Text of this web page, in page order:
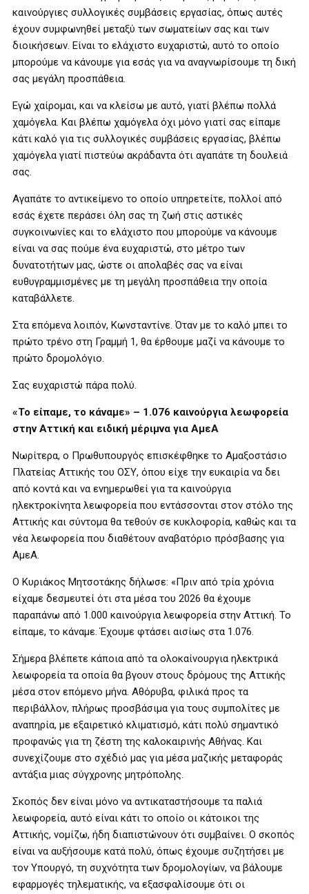
καινούργιες συλλογικές συμβάσεις εργασίας, όπως αυτές
έχουν συμφωνηθεί μεταξύ των σωματείων σας και των
διοικήσεων. Είναι το ελάχιστο ευχαριστώ, αυτό το οποίο
μπορούμε να κάνουμε για εσάς για να αναγνωρίσουμε τη δική
σας μεγάλη προσπάθεια.
Εγώ χαίρομαι, και να κλείσω με αυτό, γιατί βλέπω πολλά
χαμόγελα. Και βλέπω χαμόγελα όχι μόνο γιατί σας είπαμε
κάτι καλό για τις συλλογικές συμβάσεις εργασίας, βλέπω
χαμόγελα γιατί πιστεύω ακράδαντα ότι αγαπάτε τη δουλειά
σας.
Αγαπάτε το αντικείμενο το οποίο υπηρετείτε, πολλοί από
εσάς έχετε περάσει όλη σας τη ζωή στις αστικές
συγκοινωνίες και το ελάχιστο που μπορούμε να κάνουμε
είναι να σας πούμε ένα ευχαριστώ, στο μέτρο των
δυνατοτήτων μας, ώστε οι απολαβές σας να είναι
ευθυγραμμισμένες με τη μεγάλη προσπάθεια την οποία
καταβάλλετε.
Στα επόμενα λοιπόν, Κωνσταντίνε. Όταν με το καλό μπει το
πρώτο τρένο στη Γραμμή 1, θα έρθουμε μαζί να κάνουμε το
πρώτο δρομολόγιο.
Σας ευχαριστώ πάρα πολύ.
«Το είπαμε, το κάναμε» – 1.076 καινούργια λεωφορεία
στην Αττική και ειδική μέριμνα για ΑμεΑ
Νωρίτερα, ο Πρωθυπουργός επισκέφθηκε το Αμαξοστάσιο
Πλατείας Αττικής του ΟΣΥ, όπου είχε την ευκαιρία να δει
από κοντά και να ενημερωθεί για τα καινούργια
ηλεκτροκίνητα λεωφορεία που εντάσσονται στον στόλο της
Αττικής και σύντομα θα τεθούν σε κυκλοφορία, καθώς και τα
νέα λεωφορεία που διαθέτουν αναβατόριο πρόσβασης για
ΑμεΑ.
Ο Κυριάκος Μητσοτάκης δήλωσε: «Πριν από τρία χρόνια
είχαμε δεσμευτεί ότι στα μέσα του 2026 θα έχουμε
παραπάνω από 1.000 καινούργια λεωφορεία στην Αττική. Το
είπαμε, το κάναμε. Έχουμε φτάσει αισίως στα 1.076.
Σήμερα βλέπετε κάποια από τα ολοκαίνουργια ηλεκτρικά
λεωφορεία τα οποία θα βγουν στους δρόμους της Αττικής
μέσα στον επόμενο μήνα. Αθόρυβα, φιλικά προς τα
περιβάλλον, πλήρως προσβάσιμα για τους συμπολίτες με
αναπηρία, με εξαιρετικό κλιματισμό, κάτι πολύ σημαντικό
προφανώς για τη ζέστη της καλοκαιρινής Αθήνας. Και
συνεχίζουμε στο σχέδιό μας για μέσα μαζικής μεταφοράς
αντάξια μιας σύγχρονης μητρόπολης.
Σκοπός δεν είναι μόνο να αντικαταστήσουμε τα παλιά
λεωφορεία, αυτό είναι κάτι το οποίο οι κάτοικοι της
Αττικής, νομίζω, ήδη διαπιστώνουν ότι συμβαίνει. Ο σκοπός
είναι να αυξήσουμε κατά πολύ, όπως έχουμε συζητήσει με
τον Υπουργό, τη συχνότητα των δρομολογίων, να βάλουμε
εφαρμογές τηλεματικής, να εξασφαλίσουμε ότι οι